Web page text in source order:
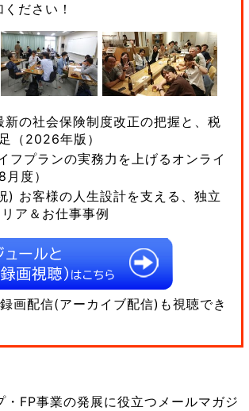
ださい！
の社会保険制度改正の把握と、税
（2026年版）
フプランの実務力を上げるオンライ
度）
) お客様の人生設計を支える、独立
ア＆お仕事事例
画配信(アーカイブ配信)も視聴でき
・FP事業の発展に役立つメールマガジ